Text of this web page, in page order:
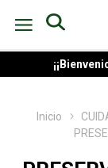
Inicio